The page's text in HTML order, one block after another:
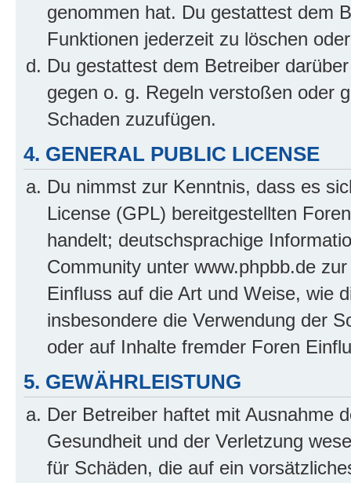
genommen hat. Du gestattest dem
Funktionen jederzeit zu löschen
Du gestattest dem Betreiber
gegen o. g. Regeln verstoßen oder
Schaden zuzufügen.
4. GENERAL PUBLIC LICENSE
Du nimmst zur Kenntnis, dass es
License (GPL) bereitgestellten
handelt; deutschsprachige
Community unter www.phpbb.de
Einfluss auf die Art und Weise, wie
insbesondere die Verwendung der
oder auf Inhalte fremder Foren
5. GEWÄHRLEISTUNG
Der Betreiber haftet mit Ausnahme
Gesundheit und der Verletzung
für Schäden, die auf ein